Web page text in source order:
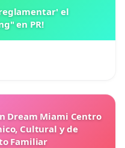
el
en PR!
Dream Miami Centro
Cultural y de
Familiar